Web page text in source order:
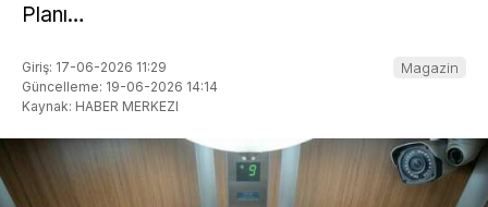
Planı…
Giriş: 17-06-2026 11:29
Güncelleme: 19-06-2026 14:14
Kaynak: HABER MERKEZI
Magazin